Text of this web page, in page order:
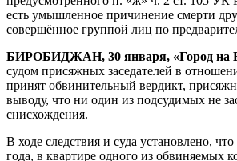
убийстве
случайной
знакомой
есть умышленное причинение смерти
совершённое группой лиц по
БИРОБИДЖАН, 30 января, «Город на
судом присяжных заседателей в
принят обвинительный вердикт,
выводу, что ни один из подсудимых не
снисхождения.
В ходе следствия и суда установлено,
года, в квартире одного из обвиняемых